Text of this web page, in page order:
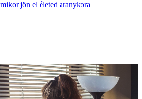
mikor jön el életed aranykora